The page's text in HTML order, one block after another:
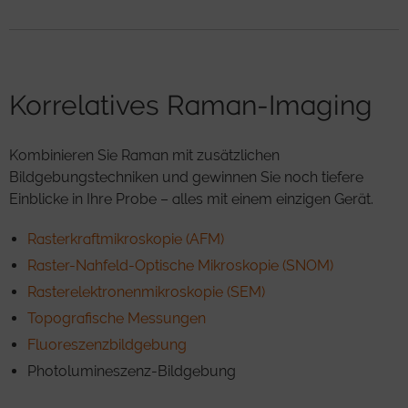
Korrelatives Raman-Imaging
Kombinieren Sie Raman mit zusätzlichen
Bildgebungstechniken und gewinnen Sie noch tiefere
Einblicke in Ihre Probe – alles mit einem einzigen Gerät.
Rasterkraftmikroskopie (AFM)
Raster-Nahfeld-Optische Mikroskopie (SNOM)
Rasterelektronenmikroskopie (SEM)
Topografische Messungen
Fluoreszenzbildgebung
Photolumineszenz-Bildgebung